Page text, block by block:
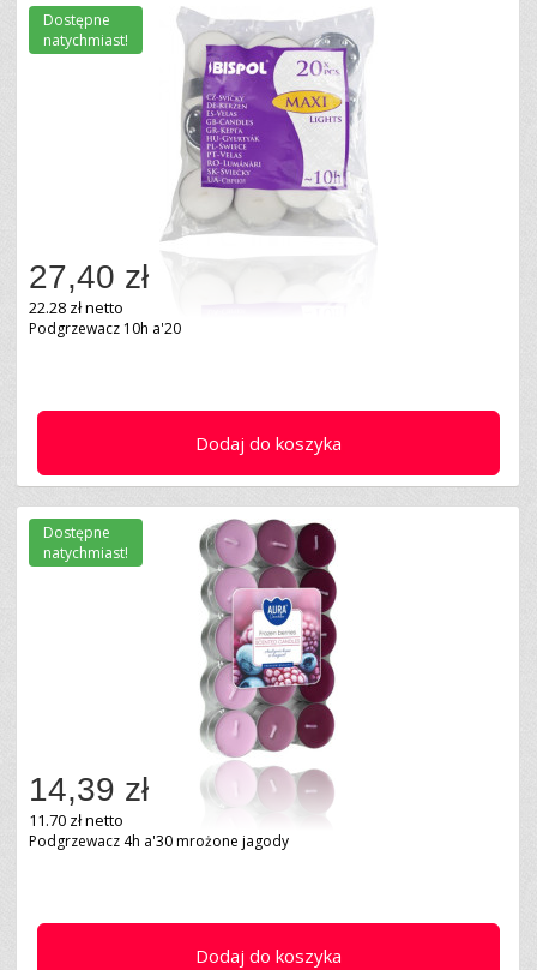
Dodaj do koszyka
27,40 zł
22.28 zł netto
Podgrzewacz 10h a'20
Dostępne
natychmiast!
Dodaj do koszyka
14,39 zł
11.70 zł netto
Podgrzewacz 4h a'30 mrożone jagody
Dostępne
natychmiast!